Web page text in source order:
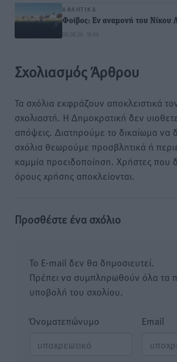
ΑΘΛΗΤΙΚΆ
Φοίβος: Εν αναμονή του Νίκου
06.08.26 · 16:49
Σχολιασμός Άρθρου
Τα σχόλια εκφράζουν αποκλειστικά
σχολιαστή. Η Δημοκρατική δεν
απόψεις. Διατηρούμε το δικαίωμα να
σχόλια θεωρούμε προσβλητικά ή
καμμία προειδοποίηση. Χρήστες που
όρους χρήσης αποκλείονται.
Προσθέστε ένα σχόλιο
Το E-mail δεν θα δημοσιευτεί.
Πρέπει να συμπληρωθούν όλα τα
υποβολή του σχολίου.
Όνοματεπώνυμο Email